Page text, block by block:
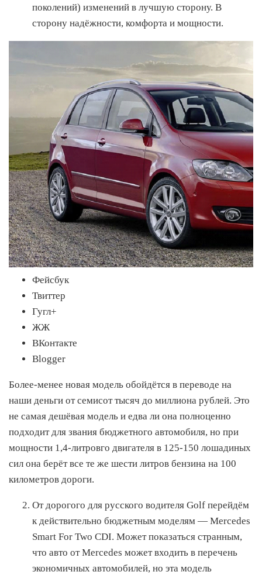
поколений) изменений в лучшую сторону. В
сторону надёжности, комфорта и мощности.
Фейсбук
Твиттер
Гугл+
ЖЖ
ВКонтакте
Blogger
Более-менее новая модель обойдётся в переводе на
наши деньги от семисот тысяч до миллиона рублей. Это
не самая дешёвая модель и едва ли она полноценно
подходит для звания бюджетного автомобиля, но при
мощности 1,4-литровго двигателя в 125-150 лошадиных
сил она берёт все те же шести литров бензина на 100
километров дороги.
От дорогого для русского водителя Golf перейдём
к действительно бюджетным моделям — Mercedes
Smart For Two CDI. Может показаться странным,
что авто от Mercedes может входить в перечень
экономичных автомобилей, но эта модель